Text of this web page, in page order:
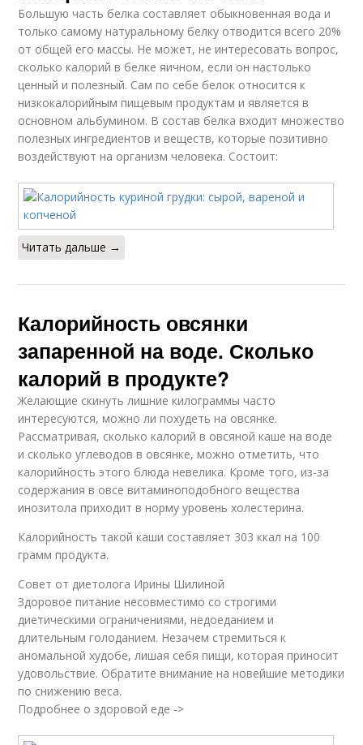
Большую часть белка составляет обыкновенная вода и
только самому натуральному белку отводится всего 20%
от общей его массы. Не может, не интересовать вопрос,
сколько калорий в белке яичном, если он настолько
ценный и полезный. Сам по себе белок относится к
низкокалорийным пищевым продуктам и является в
основном альбумином. В состав белка входит множество
полезных ингредиентов и веществ, которые позитивно
воздействуют на организм человека. Состоит:
Читать дальше →
Калорийность овсянки
запаренной на воде. Сколько
калорий в продукте?
Желающие скинуть лишние килограммы часто
интересуются, можно ли похудеть на овсянке.
Рассматривая, сколько калорий в овсяной каше на воде
и сколько углеводов в овсянке, можно отметить, что
калорийность этого блюда невелика. Кроме того, из-за
содержания в овсе витаминоподобного вещества
инозитола приходит в норму уровень холестерина.
Калорийность такой каши составляет 303 ккал на 100
грамм продукта.
Совет от диетолога Ирины Шилиной
Здоровое питание несовместимо со строгими
диетическими ограничениями, недоеданием и
длительным голоданием. Незачем стремиться к
аномальной худобе, лишая себя пищи, которая приносит
удовольствие. Обратите внимание на новейшие методики
по снижению веса.
Подробнее о здоровой еде ->